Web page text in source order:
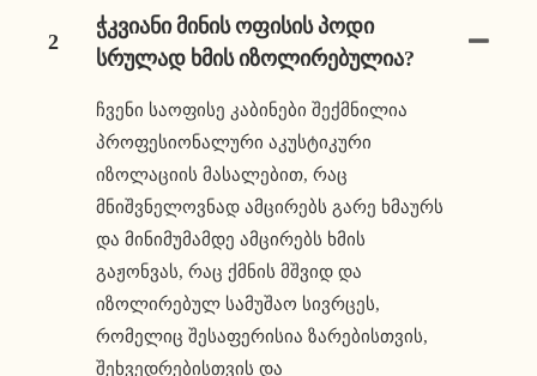
2
Ჭკვიანი Მინის Ოფისის Პოდი
Სრულად Ხმის Იზოლირებულია?
ჩვენი საოფისე კაბინები შექმნილია
პროფესიონალური აკუსტიკური
იზოლაციის მასალებით, რაც
მნიშვნელოვნად ამცირებს გარე ხმაურს
და მინიმუმამდე ამცირებს ხმის
გაჟონვას, რაც ქმნის მშვიდ და
იზოლირებულ სამუშაო სივრცეს,
რომელიც შესაფერისია ზარებისთვის,
შეხვედრებისთვის და